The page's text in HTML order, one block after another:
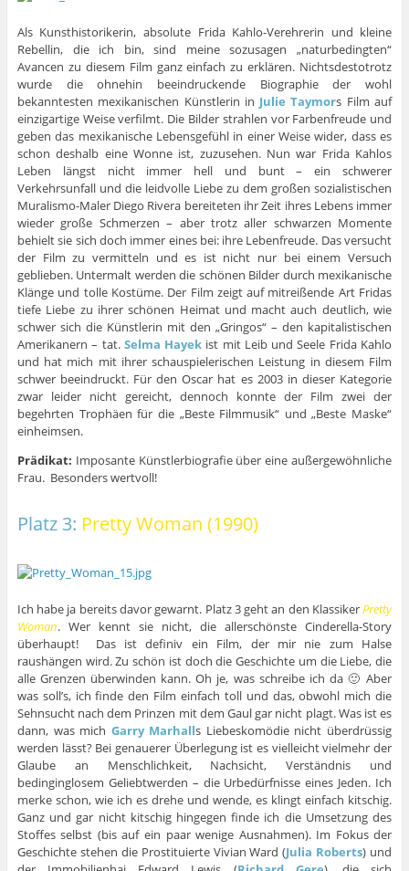
Als Kunsthistorikerin, absolute Frida Kahlo-Verehrerin und kleine
Rebellin, die ich bin, sind meine sozusagen „naturbedingten“
Avancen zu diesem Film ganz einfach zu erklären. Nichtsdestotrotz
wurde die ohnehin beeindruckende Biographie der wohl
bekanntesten mexikanischen Künstlerin in Julie Taymors Film auf
einzigartige Weise verfilmt. Die Bilder strahlen vor Farbenfreude und
geben das mexikanische Lebensgefühl in einer Weise wider, dass es
schon deshalb eine Wonne ist, zuzusehen. Nun war Frida Kahlos
Leben längst nicht immer hell und bunt – ein schwerer
Verkehrsunfall und die leidvolle Liebe zu dem großen sozialistischen
Muralismo-Maler Diego Rivera bereiteten ihr Zeit ihres Lebens immer
wieder große Schmerzen – aber trotz aller schwarzen Momente
behielt sie sich doch immer eines bei: ihre Lebenfreude. Das versucht
der Film zu vermitteln und es ist nicht nur bei einem Versuch
geblieben. Untermalt werden die schönen Bilder durch mexikanische
Klänge und tolle Kostüme. Der Film zeigt auf mitreißende Art Fridas
tiefe Liebe zu ihrer schönen Heimat und macht auch deutlich, wie
schwer sich die Künstlerin mit den „Gringos“ – den kapitalistischen
Amerikanern – tat. Selma Hayek ist mit Leib und Seele Frida Kahlo
und hat mich mit ihrer schauspielerischen Leistung in diesem Film
schwer beeindruckt. Für den Oscar hat es 2003 in dieser Kategorie
zwar leider nicht gereicht, dennoch konnte der Film zwei der
begehrten Trophäen für die „Beste Filmmusik“ und „Beste Maske“
einheimsen.
Prädikat: Imposante Künstlerbiografie über eine außergewöhnliche
Frau. Besonders wertvoll!
Platz 3: Pretty Woman (1990)
Ich habe ja bereits davor gewarnt. Platz 3 geht an den KlassikerPretty
Woman. Wer kennt sie nicht, die allerschönste Cinderella-Story
überhaupt! Das ist definiv ein Film, der mir nie zum Halse
raushängen wird. Zu schön ist doch die Geschichte um die Liebe, die
alle Grenzen überwinden kann. Oh je, was schreibe ich da 🙂 Aber
was soll’s, ich finde den Film einfach toll und das, obwohl mich die
Sehnsucht nach dem Prinzen mit dem Gaul gar nicht plagt. Was ist es
dann, was mich Garry Marhalls Liebeskomödie nicht überdrüssig
werden lässt? Bei genauerer Überlegung ist es vielleicht vielmehr der
Glaube an Menschlichkeit, Nachsicht, Verständnis und
bedinginglosem Geliebtwerden – die Urbedürfnisse eines Jeden. Ich
merke schon, wie ich es drehe und wende, es klingt einfach kitschig.
Ganz und gar nicht kitschig hingegen finde ich die Umsetzung des
Stoffes selbst (bis auf ein paar wenige Ausnahmen). Im Fokus der
Geschichte stehen die Prostituierte Vivian Ward (Julia Roberts) und